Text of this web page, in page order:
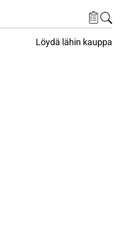
Löydä lähin kauppa